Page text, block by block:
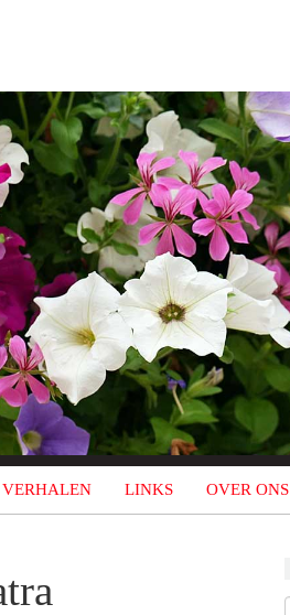
VERHALEN LINKS OVER ONS